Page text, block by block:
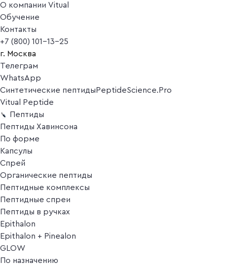
О компании Vitual
Обучение
Контакты
+7 (800) 101-13-25
г. Москва
Телеграм
WhatsApp
Синтетические пептиды PeptideScience.Pro
Vitual Peptide
Пептиды
Пептиды Хавинсона
По форме
Капсулы
Спрей
Органические пептиды
Пептидные комплексы
Пептидные спреи
Пептиды в ручках
Epithalon
Epithalon + Pinealon
GLOW
По назначению